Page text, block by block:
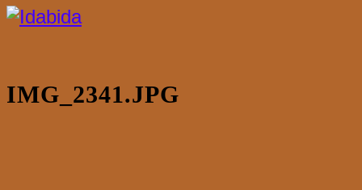
IMG_2341.JPG